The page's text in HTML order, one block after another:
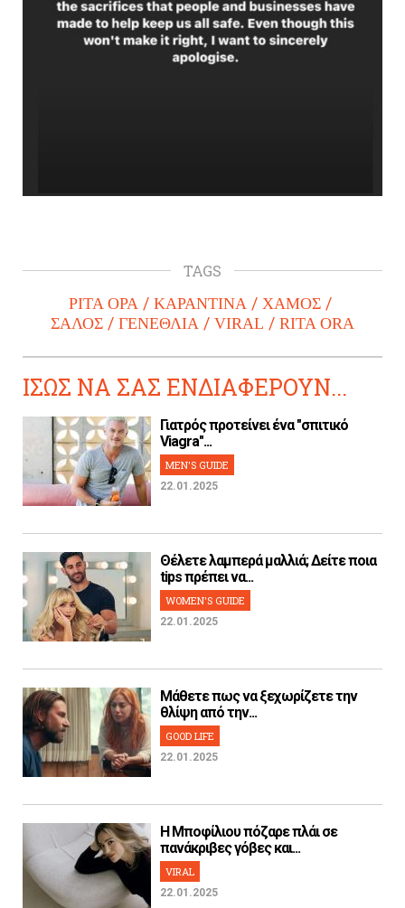
TAGS
ΡΙΤΑ ΟΡΑ ΚΑΡΑΝΤΙΝΑ
ΧΑΜΟΣ
ΣΑΛΟΣ
ΓΕΝΕΘΛΙΑ VIRAL RITA ORA
ΙΣΩΣ ΝΑ ΣΑΣ ΕΝΔΙΑΦΕΡΟΥΝ...
Γιατρός προτείνει ένα "σπιτικό
Viagra"...
MEN'S GUIDE
22.01.2025
Θέλετε λαμπερά μαλλιά; Δείτε ποια
tips πρέπει να...
WOMEN'S GUIDE
22.01.2025
Μάθετε πως να ξεχωρίζετε την
θλίψη από την...
GOOD LIFE
22.01.2025
H Μποφίλιου πόζαρε πλάι σε
πανάκριβες γόβες και...
VIRAL
22.01.2025